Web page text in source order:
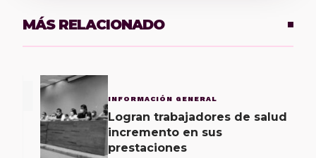
MÁS RELACIONADO
INFORMACIÓN GENERAL
Logran trabajadores de salud
incremento en sus
prestaciones